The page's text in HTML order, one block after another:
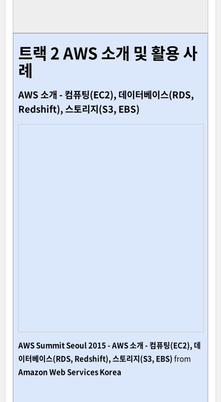
트랙 2 AWS 소개 및 활용 사
례
AWS 소개 - 컴퓨팅(EC2), 데이터베이스(RDS,
Redshift), 스토리지(S3, EBS)
AWS Summit Seoul 2015 - AWS 소개 - 컴퓨팅(EC2), 데
이터베이스(RDS, Redshift), 스토리지(S3, EBS)from
Amazon Web Services Korea